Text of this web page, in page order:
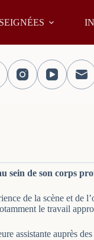
sein de son corps
de la scène et de
le travail
assistante auprès